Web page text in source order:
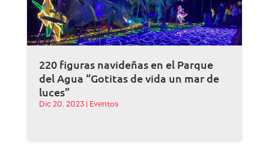
220 figuras navideñas en el Parque
del Agua “Gotitas de vida un mar de
luces”
Dic 20, 2023| Eventos